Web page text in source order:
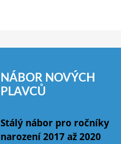
NÁBOR NOVÝCH
PLAVCŮ
Stálý nábor pro ročníky
narození 2017 až 2020